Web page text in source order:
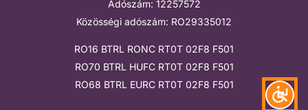
Adószám: 12257572
Közösségi adószám: RO29335012
RO16 BTRL RONC RT0T 02F8 F501
RO70 BTRL HUFC RT0T 02F8 F501
RO68 BTRL EURC RT0T 02F8 F501